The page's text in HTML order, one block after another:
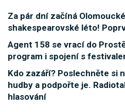
Za pár dní začíná
shakespearovské léto!
Agent 158 se vrací do
program i spojení s
Kdo zazáří? Poslechněte si
hudby a podpořte je.
hlasování